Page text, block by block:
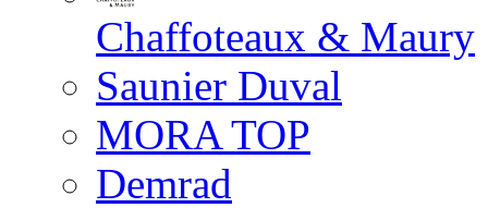
Chaffoteaux & Maury
Saunier Duval
MORA TOP
Demrad